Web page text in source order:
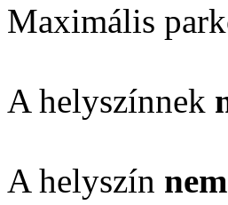
Maximális
A helyszínnek
A helyszín